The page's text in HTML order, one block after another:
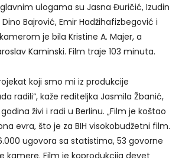
ulogama su Jasna Đuričić, Izudin
Dino Bajrović, Emir Hadžihafizbegović i
je bila Kristine A. Majer, a
Kaminski. Film traje 103 minuta.
koji smo mi iz produkcije
radili“, kaže rediteljka Jasmila Žbanić,
živi i radi u Berlinu. „Film je koštao
evra, što je za BIH visokobudžetni film.
ugovora sa statistima, 53 govorne
kamere. Film je koprodukcija devet